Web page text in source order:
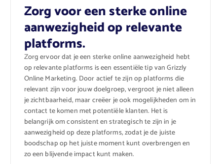
Zorg voor een sterke online
aanwezigheid op relevante
platforms.
Zorg ervoor dat je een sterke online aanwezigheid hebt
op relevante platforms is een essentiële tip van Grizzly
Online Marketing. Door actief te zijn op platforms die
relevant zijn voor jouw doelgroep, vergroot je niet alleen
je zichtbaarheid, maar creëer je ook mogelijkheden om in
contact te komen met potentiële klanten. Het is
belangrijk om consistent en strategisch te zijn in je
aanwezigheid op deze platforms, zodat je de juiste
boodschap op het juiste moment kunt overbrengen en
zo een blijvende impact kunt maken.